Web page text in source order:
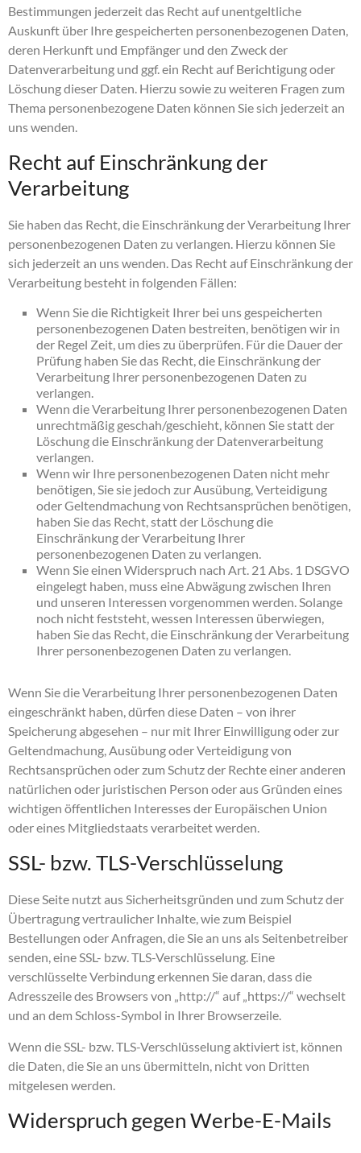
Bestimmungen jederzeit das Recht auf unentgeltliche
Auskunft über Ihre gespeicherten personenbezogenen Daten,
deren Herkunft und Empfänger und den Zweck der
Datenverarbeitung und ggf. ein Recht auf Berichtigung oder
Löschung dieser Daten. Hierzu sowie zu weiteren Fragen zum
Thema personenbezogene Daten können Sie sich jederzeit an
uns wenden.
Recht auf Einschränkung der
Verarbeitung
Sie haben das Recht, die Einschränkung der Verarbeitung Ihrer
personenbezogenen Daten zu verlangen. Hierzu können Sie
sich jederzeit an uns wenden. Das Recht auf Einschränkung der
Verarbeitung besteht in folgenden Fällen:
Wenn Sie die Richtigkeit Ihrer bei uns gespeicherten
personenbezogenen Daten bestreiten, benötigen wir in
der Regel Zeit, um dies zu überprüfen. Für die Dauer der
Prüfung haben Sie das Recht, die Einschränkung der
Verarbeitung Ihrer personenbezogenen Daten zu
verlangen.
Wenn die Verarbeitung Ihrer personenbezogenen Daten
unrechtmäßig geschah/geschieht, können Sie statt der
Löschung die Einschränkung der Datenverarbeitung
verlangen.
Wenn wir Ihre personenbezogenen Daten nicht mehr
benötigen, Sie sie jedoch zur Ausübung, Verteidigung
oder Geltendmachung von Rechtsansprüchen benötigen,
haben Sie das Recht, statt der Löschung die
Einschränkung der Verarbeitung Ihrer
personenbezogenen Daten zu verlangen.
Wenn Sie einen Widerspruch nach Art. 21 Abs. 1 DSGVO
eingelegt haben, muss eine Abwägung zwischen Ihren
und unseren Interessen vorgenommen werden. Solange
noch nicht feststeht, wessen Interessen überwiegen,
haben Sie das Recht, die Einschränkung der Verarbeitung
Ihrer personenbezogenen Daten zu verlangen.
Wenn Sie die Verarbeitung Ihrer personenbezogenen Daten
eingeschränkt haben, dürfen diese Daten – von ihrer
Speicherung abgesehen – nur mit Ihrer Einwilligung oder zur
Geltendmachung, Ausübung oder Verteidigung von
Rechtsansprüchen oder zum Schutz der Rechte einer anderen
natürlichen oder juristischen Person oder aus Gründen eines
wichtigen öffentlichen Interesses der Europäischen Union
oder eines Mitgliedstaats verarbeitet werden.
SSL- bzw. TLS-Verschlüsselung
Diese Seite nutzt aus Sicherheitsgründen und zum Schutz der
Übertragung vertraulicher Inhalte, wie zum Beispiel
Bestellungen oder Anfragen, die Sie an uns als Seitenbetreiber
senden, eine SSL- bzw. TLS-Verschlüsselung. Eine
verschlüsselte Verbindung erkennen Sie daran, dass die
Adresszeile des Browsers von „http://“ auf „https://“ wechselt
und an dem Schloss-Symbol in Ihrer Browserzeile.
Wenn die SSL- bzw. TLS-Verschlüsselung aktiviert ist, können
die Daten, die Sie an uns übermitteln, nicht von Dritten
mitgelesen werden.
Widerspruch gegen Werbe-E-Mails